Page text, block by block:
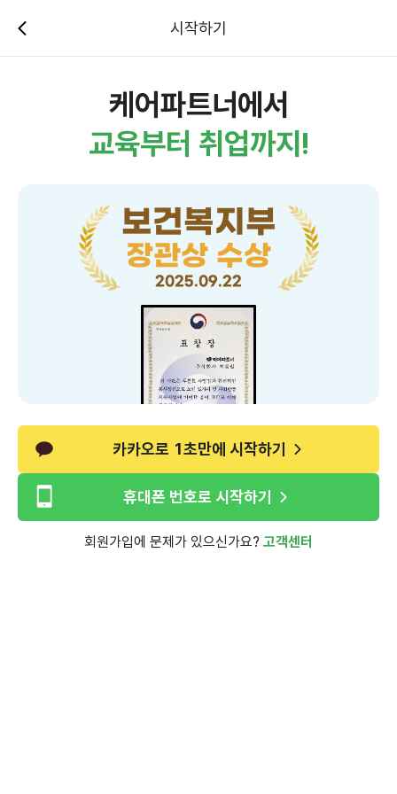
시작하기
케어파트너에서
교육부터 취업까지!
보건복지부
장관상 수상
2025.09.22
카카오로 1초만에 시작하기
휴대폰 번호로 시작하기
회원가입에 문제가 있으신가요? 고객센터